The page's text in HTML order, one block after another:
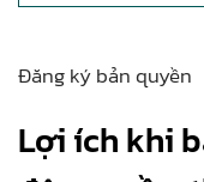
Đăng ký bản quyền
Lợi ích khi